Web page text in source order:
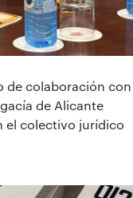
de colaboración con
de Alicante
el colectivo jurídico